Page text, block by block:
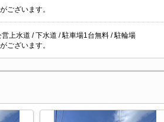
ございます。
上水道 / 下水道 / 駐車場1台無料 / 駐輪場
ございます。